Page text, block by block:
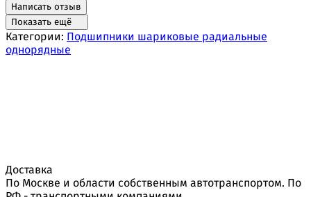
Написать отзыв
Показать ещё
Категории: Подшипники шариковые радиальные
однорядные
Доставка
По Москве и области собственным автотранспортом. По